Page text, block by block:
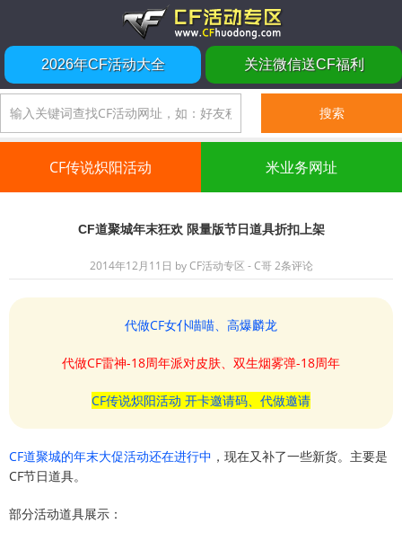
2026年CF活动大全 关注微信送CF福利
CF传说炽阳活动 米业务网址
CF道聚城年末狂欢 限量版节日道具折扣上架
2014年12月11日 byCF活动专区 - C哥 2条评论
代做CF女仆喵喵、高爆麟龙
代做CF雷神-18周年派对皮肤、双生烟雾弹-18周年
CF传说炽阳活动 开卡邀请码、代做邀请
CF道聚城的年末大促活动还在进行中 ，现在又补了一些新货。主要是
CF节日道具。
部分活动道具展示：